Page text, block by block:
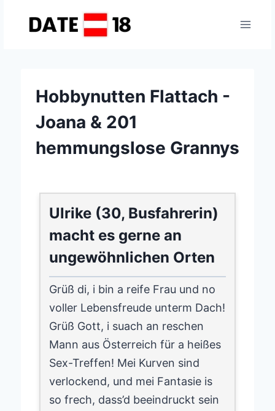
Hobbynutten Flattach -
Joana & 201
hemmungslose Grannys
Ulrike (30, Busfahrerin)
macht es gerne an
ungewöhnlichen Orten
Grüß di, i bin a reife Frau und no
voller Lebensfreude unterm Dach!
Grüß Gott, i suach an reschen
Mann aus Österreich für a heißes
Sex-Treffen! Mei Kurven sind
verlockend, und mei Fantasie is
so frech, dass’d beeindruckt sein